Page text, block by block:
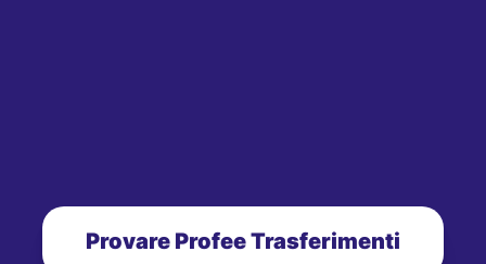
Provare Profee Trasferimenti